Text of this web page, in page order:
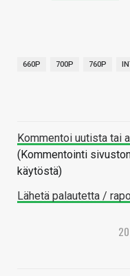
660P 700P 760P
Kommentoi uutista tai
(Kommentointi
käytöstä)
Lähetä palautetta /